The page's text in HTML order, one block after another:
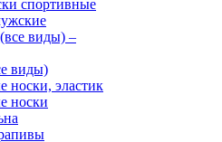
спортивные
виды) –
виды)
носки, эластик
носки